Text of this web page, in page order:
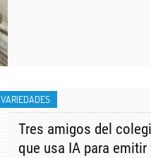
VARIEDADES
Tres amigos del
que usa IA para